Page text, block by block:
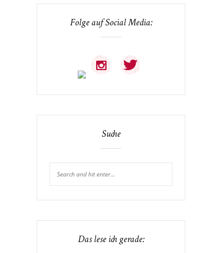
Folge auf Social Media:
Suche
Das lese ich gerade: